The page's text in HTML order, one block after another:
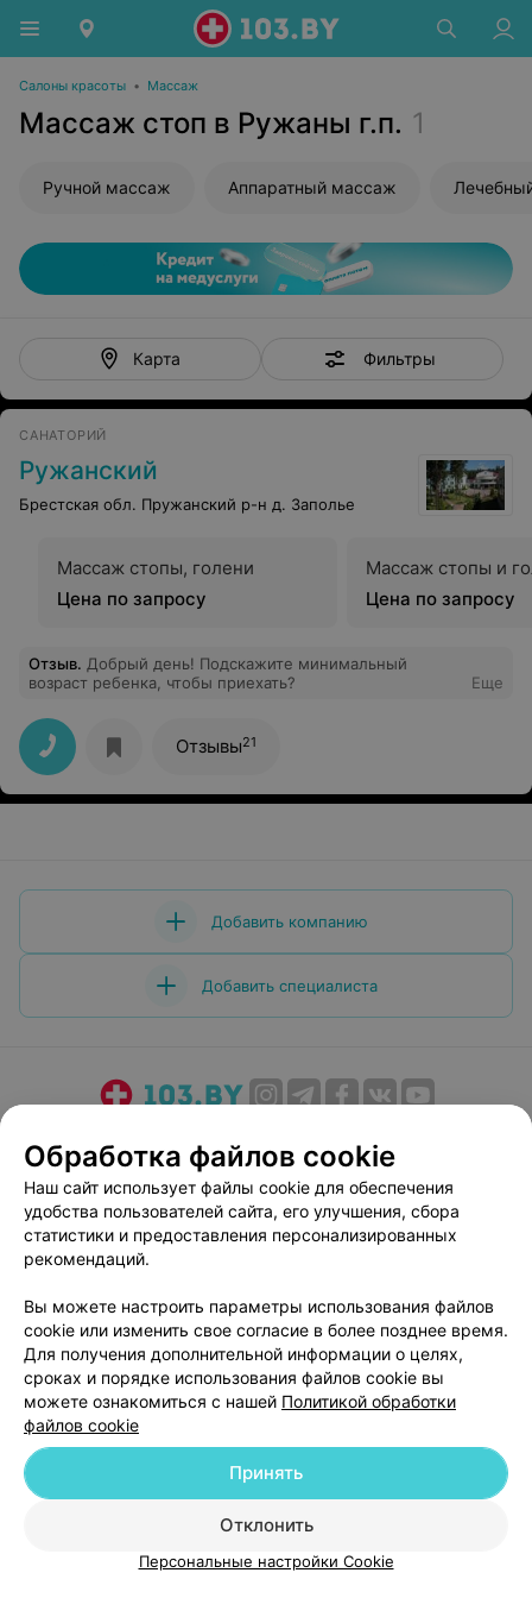
Салоны красоты • Массаж
Массаж стоп в Ружаны г.п. 1
Ручной массаж Аппаратный массаж
Карта Фильтры
САНАТОРИЙ
Ружанский
Брестская обл. Пружанский р-н д. Заполье
Массаж стопы, голени
Цена по запросу
Массаж стопы и
Цена по запросу
Отзыв. Добрый день! Подскажите минимальный
возраст ребенка, чтобы приехать?
Еще
Отзывы21
Добавить компанию
Добавить специалиста
Медицинский маркетинг
Публичный договор
Пользовательское соглашение
Способы оплаты
Вакансии
Партнеры
Написать руководителю 103.by
Персональные настройки cookie
Обработка персональных данных
© 2026 ООО «Артокс Лаб», УНП 191700409| 220012, Республика Беларусь,
г. Минск, улица Толбухина, 2, пом. 16 | help@103.by
Обработка файлов cookie
Наш сайт использует файлы cookie для обеспечения
удобства пользователей сайта, его улучшения, сбора
статистики и предоставления персонализированных
рекомендаций.
Вы можете настроить параметры использования файлов
cookie или изменить свое согласие в более позднее время.
Для получения дополнительной информации о целях,
сроках и порядке использования файлов cookie вы
можете ознакомиться с нашей Политикой обработки
файлов cookie
Отклонить
Принять
Персональные настройки Cookie